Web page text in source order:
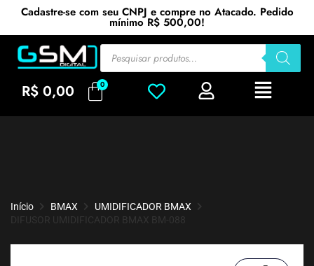
Cadastre-se com seu CNPJ e compre no Atacado. Pedido
mínimo R$ 500,00!
R$ 0,00
Início BMAX
UMIDIFICADOR BMAX
DIFUSOR UMIDIFICADOR BMAX BM-088